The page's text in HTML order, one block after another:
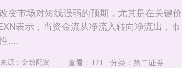
变市场对短线强弱的预期，尤其是在关键价
表示，当资金流从净流入转向净流出，市
....
来源：金致配资 查看： 171 分类： 第二证券